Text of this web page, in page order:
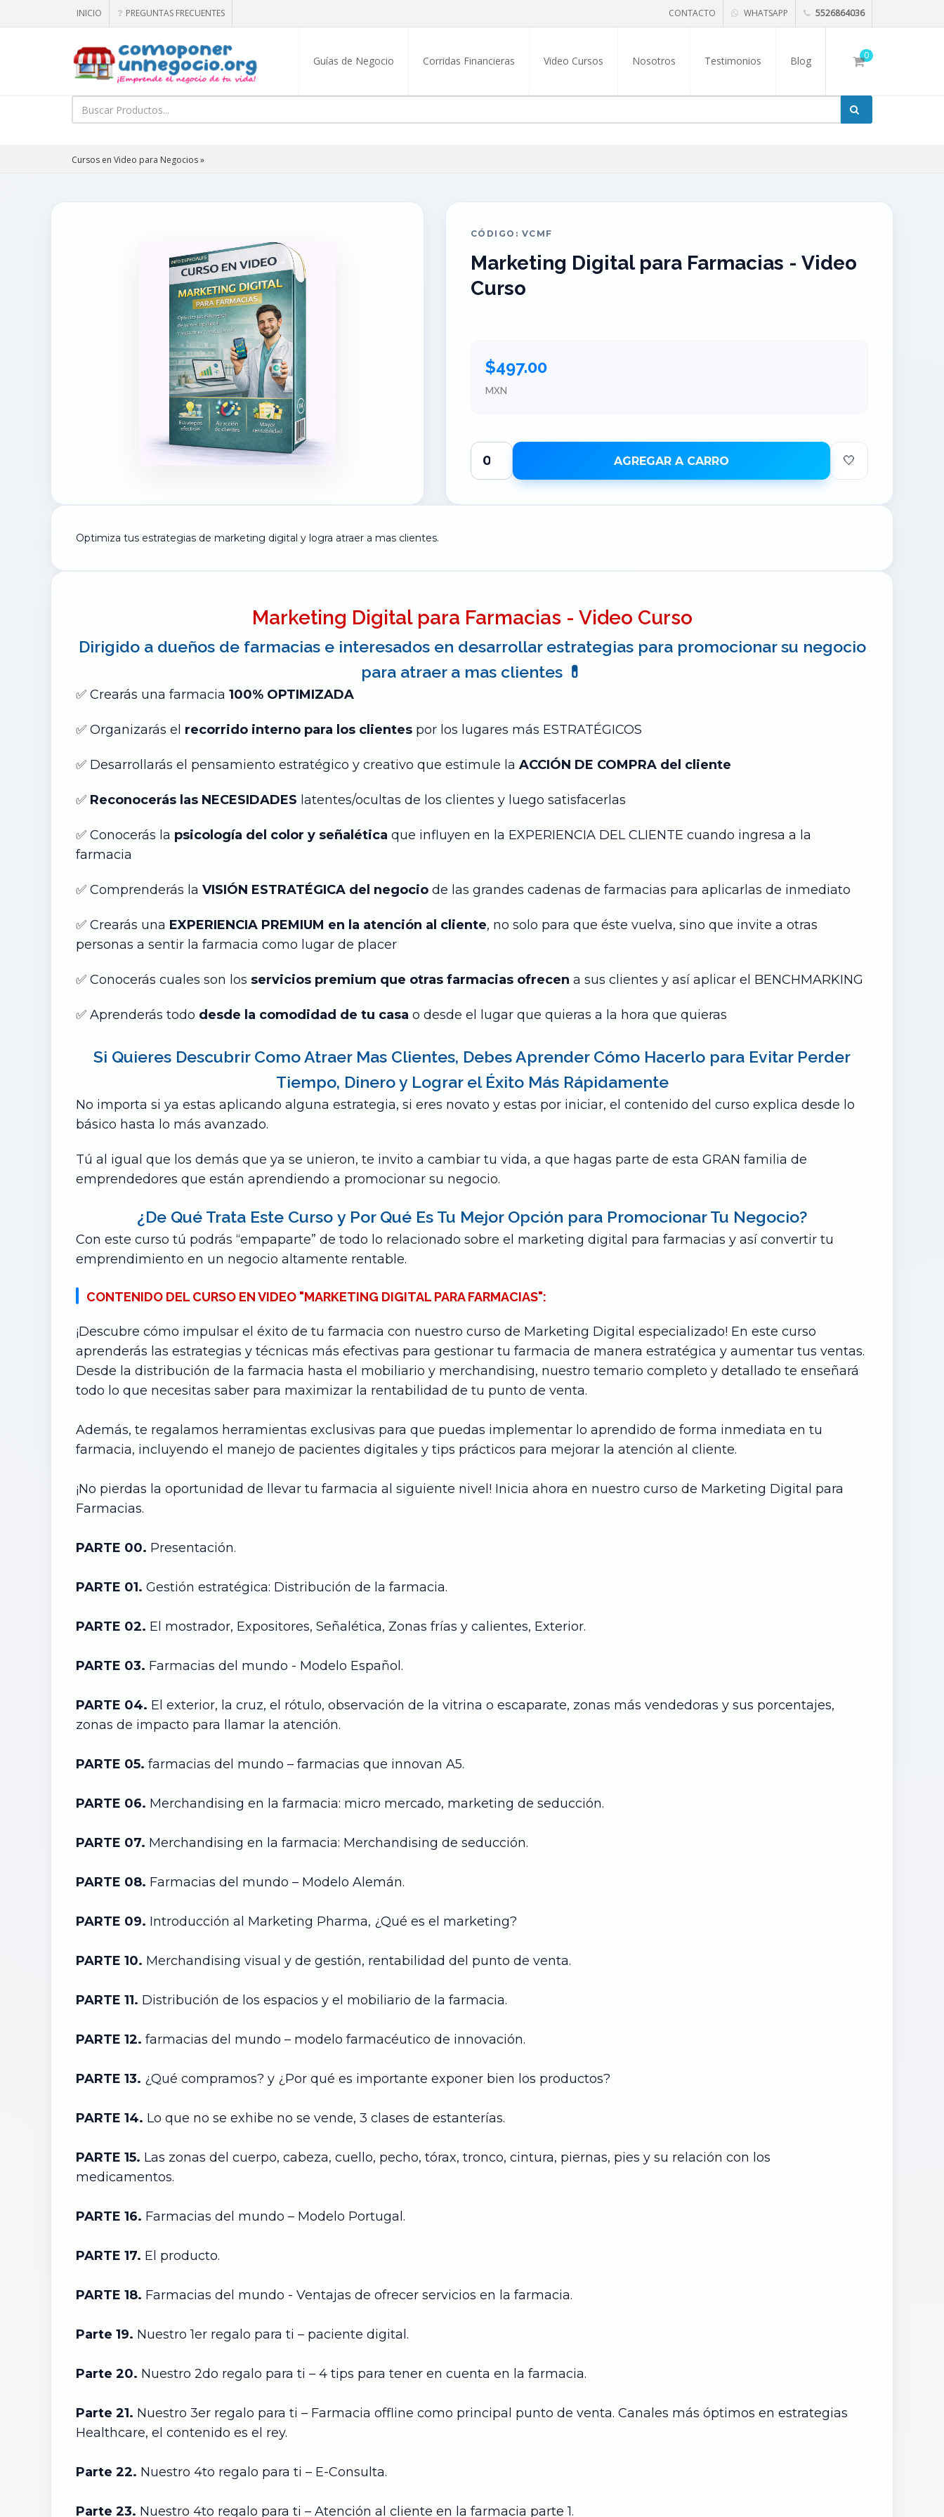
CONTACTO WHATSAPP 5526864036
INICIO PREGUNTAS FRECUENTES
0
Guías de Negocio Corridas Financieras Video Cursos Nosotros Testimonios Blog
Cursos en Video para Negocios »
CÓDIGO: VCMF
Marketing Digital para Farmacias - Video
Curso
$497.00
MXN
AGREGAR A CARRO 🤍
Optimiza tus estrategias de marketing digital y logra atraer a mas clientes.
Marketing Digital para Farmacias - Video Curso
Dirigido a dueños de farmacias e interesados en desarrollar estrategias para promocionar su negocio
para atraer a mas clientes 💊
✅ Crearás una farmacia 100% OPTIMIZADA
✅ Organizarás el recorrido interno para los clientes por los lugares más ESTRATÉGICOS
✅ Desarrollarás el pensamiento estratégico y creativo que estimule la ACCIÓN DE COMPRA del cliente
✅ Reconocerás las NECESIDADES latentes/ocultas de los clientes y luego satisfacerlas
✅ Conocerás la psicología del color y señalética que influyen en la EXPERIENCIA DEL CLIENTE cuando ingresa a la
farmacia
✅ Comprenderás la VISIÓN ESTRATÉGICA del negocio de las grandes cadenas de farmacias para aplicarlas de inmediato
✅ Crearás una EXPERIENCIA PREMIUM en la atención al cliente, no solo para que éste vuelva, sino que invite a otras
personas a sentir la farmacia como lugar de placer
✅ Conocerás cuales son los servicios premium que otras farmacias ofrecen a sus clientes y así aplicar el BENCHMARKING
✅ Aprenderás todo desde la comodidad de tu casa o desde el lugar que quieras a la hora que quieras
Si Quieres Descubrir Como Atraer Mas Clientes, Debes Aprender Cómo Hacerlo para Evitar Perder
Tiempo, Dinero y Lograr el Éxito Más Rápidamente
No importa si ya estas aplicando alguna estrategia, si eres novato y estas por iniciar, el contenido del curso explica desde lo
básico hasta lo más avanzado.
Tú al igual que los demás que ya se unieron, te invito a cambiar tu vida, a que hagas parte de esta GRAN familia de
emprendedores que están aprendiendo a promocionar su negocio.
¿De Qué Trata Este Curso y Por Qué Es Tu Mejor Opción para Promocionar Tu Negocio?
Con este curso tú podrás “empaparte” de todo lo relacionado sobre el marketing digital para farmacias y así convertir tu
emprendimiento en un negocio altamente rentable.
CONTENIDO DEL CURSO EN VIDEO "MARKETING DIGITAL PARA FARMACIAS":
¡Descubre cómo impulsar el éxito de tu farmacia con nuestro curso de Marketing Digital especializado! En este curso
aprenderás las estrategias y técnicas más efectivas para gestionar tu farmacia de manera estratégica y aumentar tus ventas.
Desde la distribución de la farmacia hasta el mobiliario y merchandising, nuestro temario completo y detallado te enseñará
todo lo que necesitas saber para maximizar la rentabilidad de tu punto de venta.
Además, te regalamos herramientas exclusivas para que puedas implementar lo aprendido de forma inmediata en tu
farmacia, incluyendo el manejo de pacientes digitales y tips prácticos para mejorar la atención al cliente.
¡No pierdas la oportunidad de llevar tu farmacia al siguiente nivel! Inicia ahora en nuestro curso de Marketing Digital para
Farmacias.
PARTE 00. Presentación.
PARTE 01. Gestión estratégica: Distribución de la farmacia.
PARTE 02. El mostrador, Expositores, Señalética, Zonas frías y calientes, Exterior.
PARTE 03. Farmacias del mundo - Modelo Español.
PARTE 04. El exterior, la cruz, el rótulo, observación de la vitrina o escaparate, zonas más vendedoras y sus porcentajes,
zonas de impacto para llamar la atención.
PARTE 05. farmacias del mundo – farmacias que innovan A5.
PARTE 06. Merchandising en la farmacia: micro mercado, marketing de seducción.
PARTE 07. Merchandising en la farmacia: Merchandising de seducción.
PARTE 08. Farmacias del mundo – Modelo Alemán.
PARTE 09. Introducción al Marketing Pharma, ¿Qué es el marketing?
PARTE 10. Merchandising visual y de gestión, rentabilidad del punto de venta.
PARTE 11. Distribución de los espacios y el mobiliario de la farmacia.
PARTE 12. farmacias del mundo – modelo farmacéutico de innovación.
PARTE 13. ¿Qué compramos? y ¿Por qué es importante exponer bien los productos?
PARTE 14. Lo que no se exhibe no se vende, 3 clases de estanterías.
PARTE 15. Las zonas del cuerpo, cabeza, cuello, pecho, tórax, tronco, cintura, piernas, pies y su relación con los
medicamentos.
PARTE 16. Farmacias del mundo – Modelo Portugal.
PARTE 17. El producto.
PARTE 18. Farmacias del mundo - Ventajas de ofrecer servicios en la farmacia.
Parte 19. Nuestro 1er regalo para ti – paciente digital.
Parte 20. Nuestro 2do regalo para ti – 4 tips para tener en cuenta en la farmacia.
Parte 21. Nuestro 3er regalo para ti – Farmacia offline como principal punto de venta. Canales más óptimos en estrategias
Healthcare, el contenido es el rey.
Parte 22. Nuestro 4to regalo para ti – E-Consulta.
Parte 23. Nuestro 4to regalo para ti – Atención al cliente en la farmacia parte 1.